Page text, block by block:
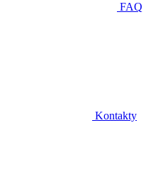
FAQ
Kontakty